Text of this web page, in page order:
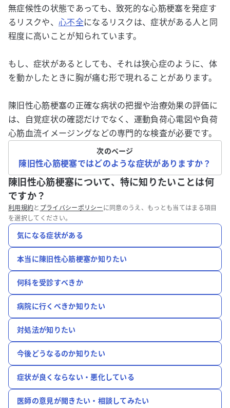
無症候性の状態であっても、致死的な心筋梗塞を発症す
るリスクや、 心不全になるリスクは、症状がある人と同
程度に高いことが知られています。
もし、症状があるとしても、それは狭心症のように、体
を動かしたときに胸が痛む形で現れることがあります。
陳旧性心筋梗塞の正確な病状の把握や治療効果の評価に
は、自覚症状の確認だけでなく、運動負荷心電図や負荷
心筋血流イメージングなどの専門的な検査が必要です。
次のページ
陳旧性心筋梗塞ではどのような症状がありますか？
陳旧性心筋梗塞について、特に知りたいことは何
ですか？
利用規約と プライバシーポリシー に同意のうえ、もっとも当てはまる項目
を選択してください。
気になる症状がある
本当に陳旧性心筋梗塞か知りたい
何科を受診すべきか
病院に行くべきか知りたい
対処法が知りたい
今後どうなるのか知りたい
症状が良くならない・悪化している
医師の意見が聞きたい・相談してみたい